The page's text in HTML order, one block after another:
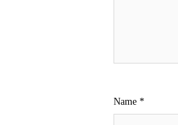
Name *